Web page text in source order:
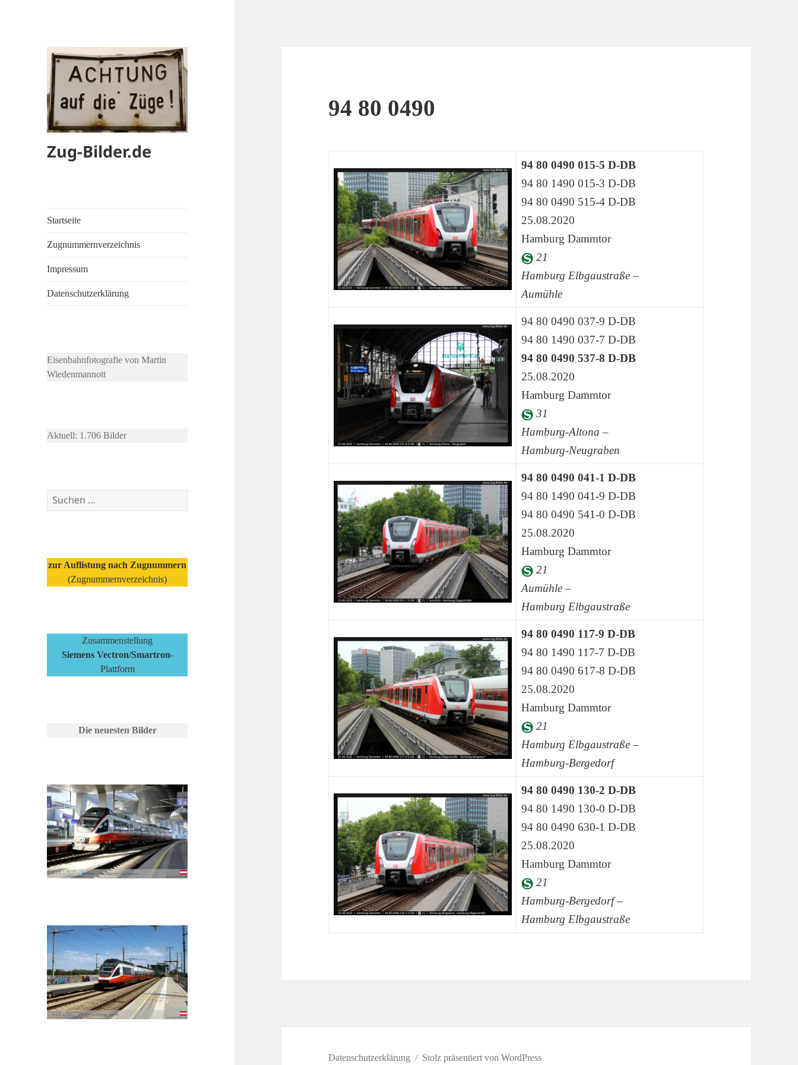
Zug-Bilder.de
Startseite
Zugnummernverzeichnis
Impressum
Datenschutzerklärung
Eisenbahnfotografie von Martin
Wiedenmannott
Aktuell: 1.706 Bilder
Suchen
nach:
zur Auflistung nach Zugnummern
(Zugnummernverzeichnis)
Zusammenstellung
Siemens Vectron/Smartron-
Plattform
Die neuesten Bilder
94 80 0490
94 80 0490 015-5 D-DB
94 80 1490 015-3 D-DB
94 80 0490 515-4 D-DB
25.08.2020
Hamburg Dammtor
21
Hamburg Elbgaustraße –
Aumühle
94 80 0490 037-9 D-DB
94 80 1490 037-7 D-DB
94 80 0490 537-8 D-DB
25.08.2020
Hamburg Dammtor
31
Hamburg-Altona –
Hamburg-Neugraben
94 80 0490 041-1 D-DB
94 80 1490 041-9 D-DB
94 80 0490 541-0 D-DB
25.08.2020
Hamburg Dammtor
21
Aumühle –
Hamburg Elbgaustraße
94 80 0490 117-9 D-DB
94 80 1490 117-7 D-DB
94 80 0490 617-8 D-DB
25.08.2020
Hamburg Dammtor
21
Hamburg Elbgaustraße –
Hamburg-Bergedorf
94 80 0490 130-2 D-DB
94 80 1490 130-0 D-DB
94 80 0490 630-1 D-DB
25.08.2020
Hamburg Dammtor
21
Hamburg-Bergedorf –
Hamburg Elbgaustraße
Datenschutzerklärung Stolz präsentiert von WordPress